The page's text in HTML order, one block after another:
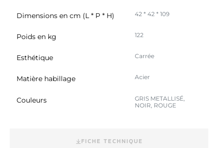
Dimensions en cm (L * P * H) 42 * 42 * 109
Poids en kg 122
Esthétique Carrée
Matière habillage Acier
Couleurs
GRIS METALLISÉ,
NOIR, ROUGE
FICHE TECHNIQUE